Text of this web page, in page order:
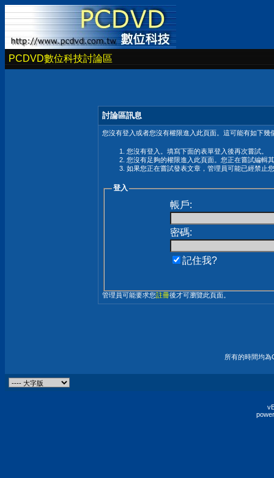
PCDVD數位科技討論區
討論區訊息
您沒有登入或者您沒有權限進入此頁面。這可能有如下幾
您沒有登入。填寫下面的表單登入後再次嘗試。
您沒有足夠的權限進入此頁面。您正在嘗試編輯
如果您正在嘗試發表文章，管理員可能已經禁止
登入
帳戶:
密碼:
記住我?
管理員可能要求您註冊後才可瀏覽此頁面。
所有的時間均為